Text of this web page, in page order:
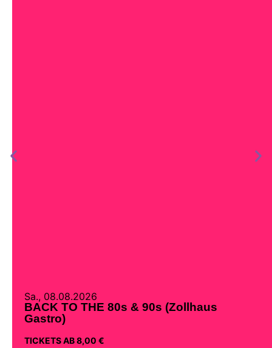
Sa., 08.08.2026
BACK TO THE 80s & 90s (Zollhaus
Gastro)
TICKETS AB 8,00 €